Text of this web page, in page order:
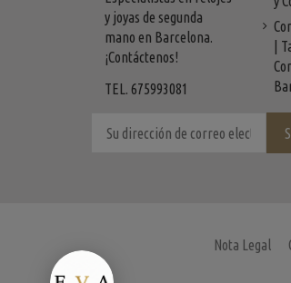
y joyas de segunda
mano en Barcelona.
¡Contáctenos!
TEL. 675993081
|
Nota Legal